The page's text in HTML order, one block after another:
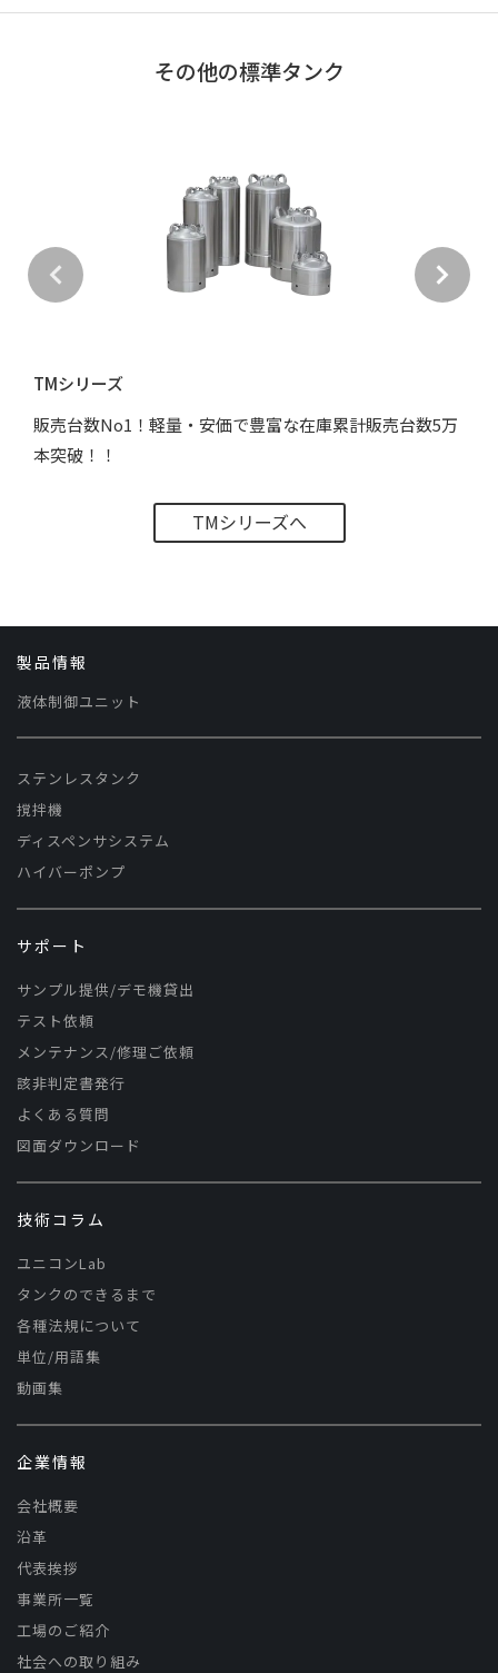
その他の標準タンク
TMシリーズ
販売台数No1！軽量・安価で豊富な在庫累計販売台数5万
本突破！！
TMシリーズへ
製品情報
液体制御ユニット
ステンレスタンク
撹拌機
ディスペンサシステム
ハイバーポンプ
サポート
サンプル提供/デモ機貸出
テスト依頼
メンテナンス/修理ご依頼
該非判定書発行
よくある質問
図面ダウンロード
技術コラム
ユニコンLab
タンクのできるまで
各種法規について
単位/用語集
動画集
企業情報
会社概要
沿革
代表挨拶
事業所一覧
工場のご紹介
社会への取り組み